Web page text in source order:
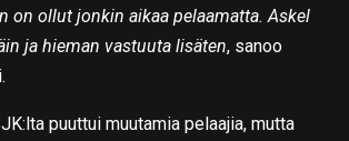
on ollut jonkin aikaa pelaamatta. Askel
ja hieman vastuuta lisäten, sanoo
puuttui muutamia pelaajia, mutta